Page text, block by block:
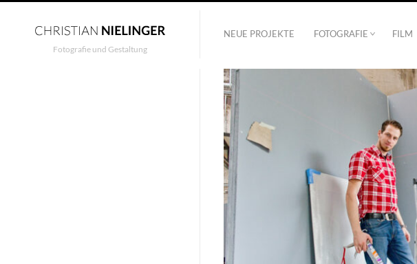
Fotografie und Gestaltung
NEUE PROJEKTE FOTOGRAFIE FILM